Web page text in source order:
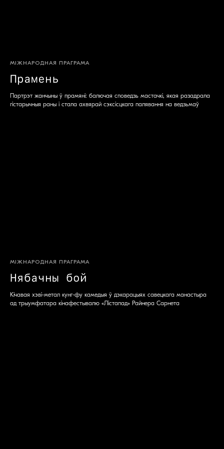
МІЖНАРОДНАЯ ПРАГРАМА
Прамень
Партрэт жанчыны ў прамяні: балючая споведзь мастачкі, якая разадрала
гістарычныя раны і стала ахвярай сэксісцкага палявання на ведзьмаў
МІЖНАРОДНАЯ ПРАГРАМА
Нябачны бой
Кічавая хэві-метал кунг-фу камедыя ў дэкарацыях савецкага манастыра
ад трыумфатара кінафестывалю «Лістапад» Райнера Сарнета